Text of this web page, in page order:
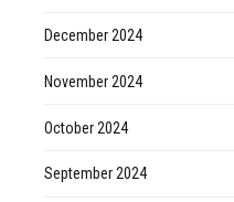
December 2024
November 2024
October 2024
September 2024